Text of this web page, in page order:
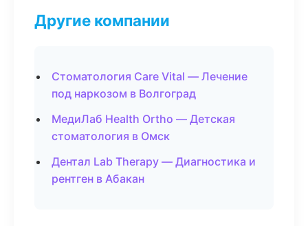
Другие компании
Стоматология Care Vital — Лечение
под наркозом в Волгоград
МедиЛаб Health Ortho — Детская
стоматология в Омск
Дентал Lab Therapy — Диагностика и
рентген в Абакан